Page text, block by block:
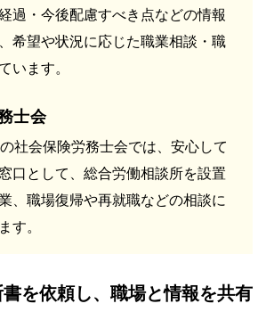
過・今後配慮すべき点などの情報
希望や状況に応じた職業相談・職
います。
士会
社会保険労務士会では、安心して
口として、総合労働相談所を設置
、職場復帰や再就職などの相談に
す。
を依頼し、職場と情報を共有